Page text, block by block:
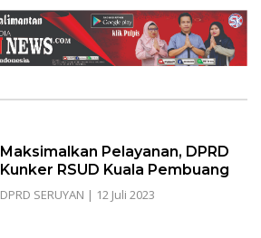
Maksimalkan Pelayanan, DPRD
Kunker RSUD Kuala Pembuang
DPRD SERUYAN | 12 Juli 2023